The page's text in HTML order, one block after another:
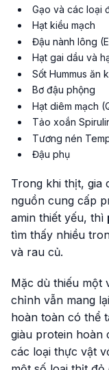
Gạo và các loại
Hạt kiều mạch
Đậu nành lông
Hạt gai dầu và
Sốt Hummus ăn
Bơ đậu phộng
Hạt diêm mạch
Tảo xoắn
Tương nén
Đậu phụ
Trong khi thịt, gia
nguồn cung cấp
amin thiết yếu, thì
tìm thấy nhiều
và rau củ.
Mặc dù thiếu một
chỉnh vẫn mang
hoàn toàn có thể
giàu protein hoàn
các loại thực vật